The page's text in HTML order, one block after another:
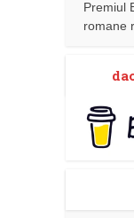
Premiul
romane